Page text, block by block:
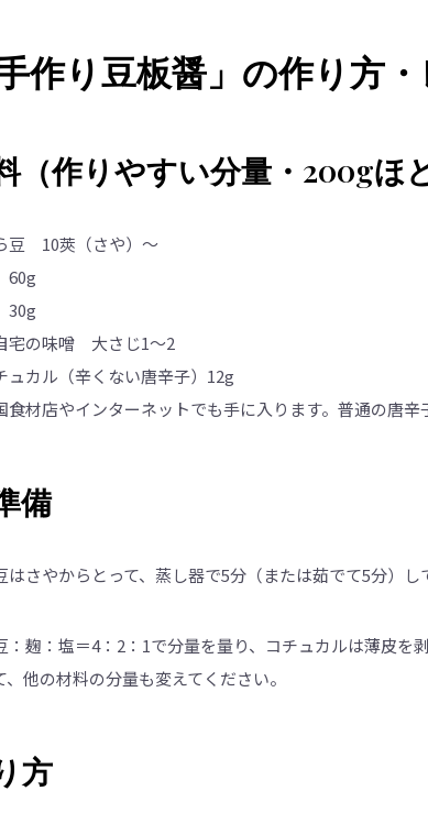
手作り豆板醤」の作り方
（作りやすい分量・200gほど
豆 10莢（さや）～
60g
30g
宅の味噌 大さじ1～2
ュカル（辛くない唐辛子）12g
材店やインターネットでも手に入ります。普通の唐
備
はさやからとって、蒸し器で5分（または茹でて5分）
：麹：塩＝4：2：1で分量を量り、コチュカルは薄皮
、他の材料の分量も変えてください。
方